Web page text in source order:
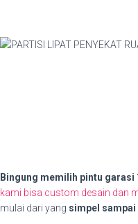
Bingung memilih pintu garasi
kami bisa custom desain dan
mulai dari yang simpel